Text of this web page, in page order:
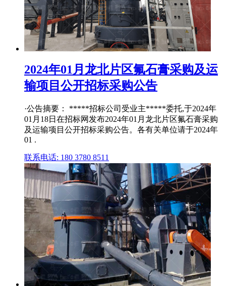
2024年01月龙北片区氟石膏采购及运
输项目公开招标采购公告
·公告摘要： *****招标公司受业主*****委托,于2024年
01月18日在招标网发布2024年01月龙北片区氟石膏采购
及运输项目公开招标采购公告。各有关单位请于2024年
01 .
联系电话: 180 3780 8511